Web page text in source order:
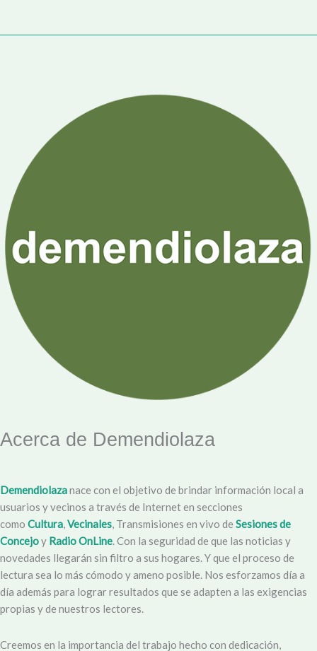
Acerca de Demendiolaza
Demendiolazanace con el objetivo de brindar información local a
usuarios y vecinos a través de Internet en secciones
como Cultura,Vecinales, Transmisiones en vivo de Sesiones de
Concejoy Radio OnLine. Con la seguridad de que las noticias y
novedades llegarán sin filtro a sus hogares. Y que el proceso de
lectura sea lo más cómodo y ameno posible. Nos esforzamos día a
día además para lograr resultados que se adapten a las exigencias
propias y de nuestros lectores.
Creemos en la importancia del trabajo hecho con dedicación,